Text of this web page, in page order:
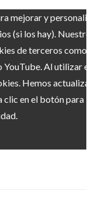
mejorar y
(si los hay). Nuestro
de terceros como
Al utilizar el
Hemos
clic en el botón para